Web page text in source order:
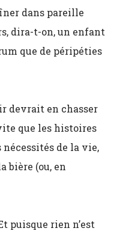
dans pareille
dira-t-on, un enfant
que de péripéties
devrait en chasser
que les histoires
de la vie,
bière (ou, en
puisque rien n’est